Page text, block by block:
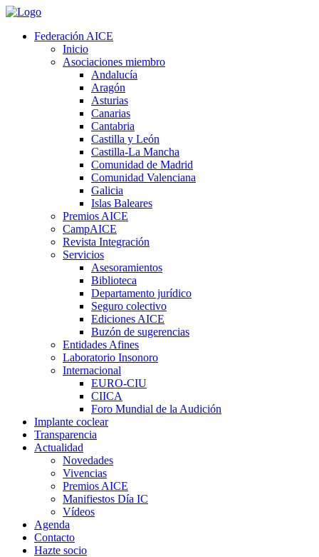
Federación AICE
Inicio
Asociaciones miembro
Andalucía
Aragón
Asturias
Canarias
Cantabria
Castilla y León
Castilla-La Mancha
Comunidad de Madrid
Comunidad Valenciana
Galicia
Islas Baleares
Premios AICE
CampAICE
Revista Integración
Servicios
Asesoramientos
Biblioteca
Departamento jurídico
Seguro colectivo
Ediciones AICE
Buzón de sugerencias
Entidades Afines
Laboratorio Insonoro
Internacional
EURO-CIU
CIICA
Foro Mundial de la Audición
Implante coclear
Transparencia
Actualidad
Novedades
Vivencias
Premios AICE
Manifiestos Día IC
Vídeos
Agenda
Contacto
Hazte socio